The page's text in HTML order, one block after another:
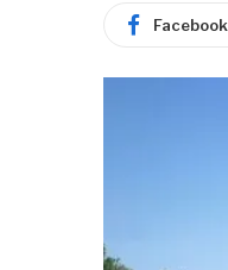
Facebook